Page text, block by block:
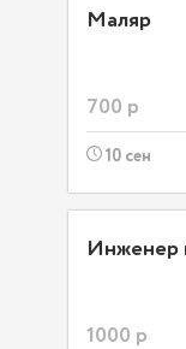
Маляр
700 р
10 сен
Инженер
1000 р